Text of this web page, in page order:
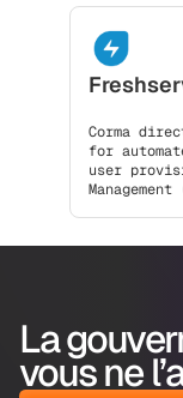
Corma
for
user
La
vous ne